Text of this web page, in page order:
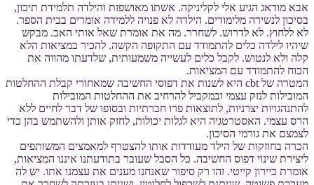
אבא מודאג הגיע אלי לקליניקה. אשתו מאושפזת והילדה תלמידת תיכון,
בסיכון לנשירה מלימודים. הילדה לא פנויה ללמידה אומרים בבית הספר.
לא ללחוץ. לא לדרוש. לשחרר. מה את אומרת שאל אותי האב. מבקש
שיהיו לילדה כלים להתמודד עם התקופה הקשה. להכיר במציאות הלא
קלה ולא לנטוש. לקבל כלים לעשייה משמעותית, שלדעתו מהווה את
הכוח להתמודד עם המציאות.
המטרה של cbt היא לשנות את דפוסי החשיבה שמאחורי קבלת ההחלטות
המובילות לנזק עצמי ובמקביל להרחיב את ההחלטות המובילות
להתנהגויות יצרניות, לתוצאות פרו חברתיות ובסופו של דבר לחיים ללא
הרס עצמי. האסטרטגיה היא לגלות יכולות, לחזק אותן ולהשתמש בהן כדי
לצמצם את גורמי הסיכון.
הכרה בחוזקות של הילד מעודדות אותו להצטרף למאמצים המשותפים
ליצירת שינוי דפוס החשיבה. כל הסבל שעובר בתודעתנו איננו המציאות,
אומרת ביירון קייטי. זהו רק סיפור שאנחנו מענים את עצמנו אתו. יש לה